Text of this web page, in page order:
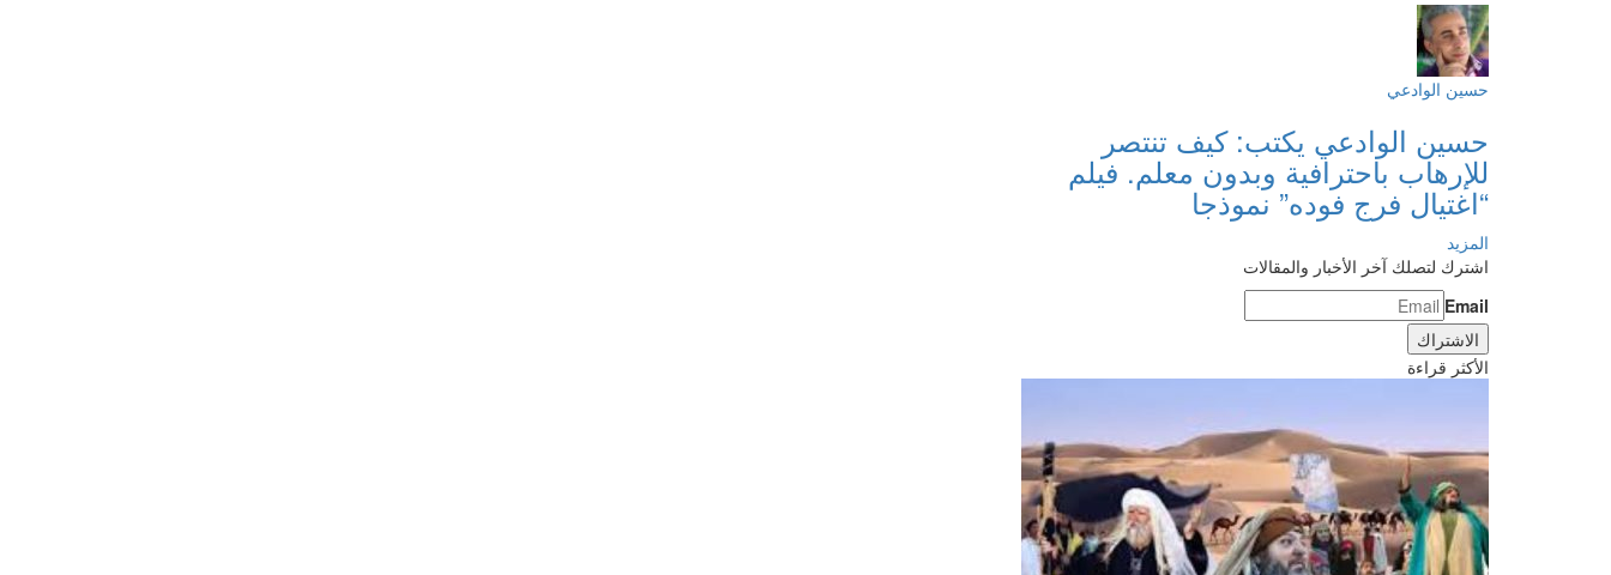
حسين الوادعي
حسين الوادعي يكتب: كيف تنتصر
للإرهاب باحترافية وبدون معلم. فيلم
“اغتيال فرج فوده” نموذجا
المزيد
اشترك لتصلك آخر الأخبار والمقالات
Email
الأكثر قراءة